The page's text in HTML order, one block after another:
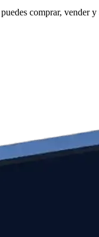
comprar, vender